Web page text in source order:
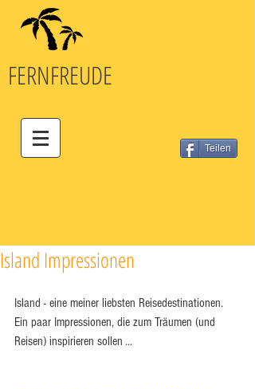
FERNFREUDE
Teilen
Island Impressionen
Island - eine meiner liebsten Reisedestinationen.
Ein paar Impressionen, die zum Träumen (und
Reisen) inspirieren sollen ...